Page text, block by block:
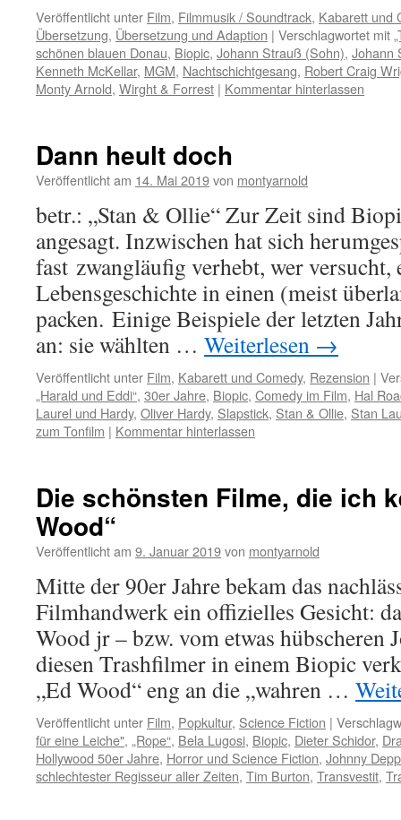
Veröffentlicht unter Film, Filmmusik / Soundtrack, Kabarett und
Übersetzung, Übersetzung und Adaption | Verschlagwortet mit
schönen blauen Donau, Biopic, Johann Strauß (Sohn), Johann
Kenneth McKellar, MGM, Nachtschichtgesang, Robert Craig
Monty Arnold, Wirght & Forrest | Kommentar hinterlassen
Dann heult doch
Veröffentlicht am 14. Mai 2019von montyarnold
betr.: „Stan & Ollie“ Zur Zeit sind
angesagt. Inzwischen hat sich
fast zwangläufig verhebt, wer versucht,
Lebensgeschichte in einen (meist
packen. Einige Beispiele der letzten
an: sie wählten … Weiterlesen →
Veröffentlicht unter Film, Kabarett und Comedy, Rezension |
„Harald und Eddi“, 30er Jahre, Biopic, Comedy im Film, Hal
Laurel und Hardy, Oliver Hardy, Slapstick, Stan & Ollie, Stan
zum Tonfilm | Kommentar hinterlassen
Die schönsten Filme, die ich
Wood“
Veröffentlicht am 9. Januar 2019von montyarnold
Mitte der 90er Jahre bekam das
Filmhandwerk ein offizielles Gesicht:
Wood jr – bzw. vom etwas hübscheren
diesen Trashfilmer in einem Biopic
„Ed Wood“ eng an die „wahren …
Veröffentlicht unter Film, Popkultur, Science Fiction |
für eine Leiche", „Rope“, Bela Lugosi, Biopic, Dieter Schidor,
Hollywood 50er Jahre, Horror und Science Fiction, Johnny Depp
schlechtester Regisseur aller Zeiten, Tim Burton, Transvestit,